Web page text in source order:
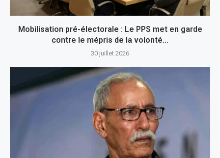
Mobilisation pré-électorale : Le PPS met en garde
contre le mépris de la volonté...
30 juillet 2026